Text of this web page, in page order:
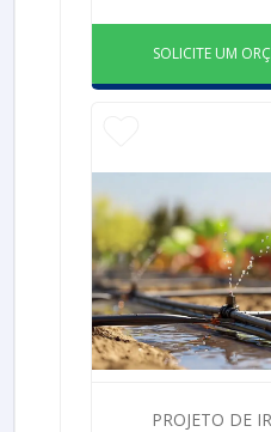
SOLICITE UM
PROJETO DE